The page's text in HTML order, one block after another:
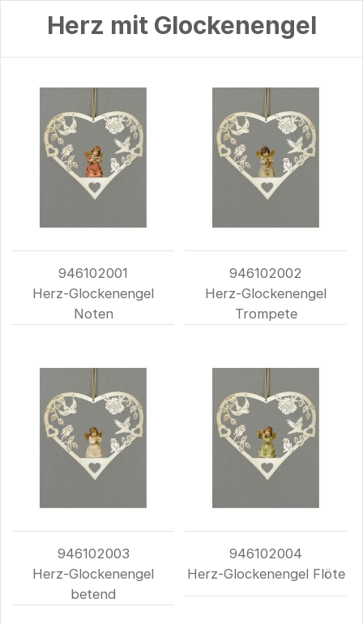
Herz mit Glockenengel
946102001
Herz-Glockenengel
Noten
946102002
Herz-Glockenengel
Trompete
946102003
Herz-Glockenengel
betend
946102004
Herz-Glockenengel Flöte